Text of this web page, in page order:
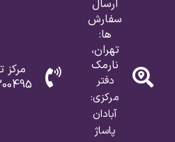
ارسال
سفارش
ها:
تهران،
نارمک
دفتر
مرکزی:
آبادان
پاساژ